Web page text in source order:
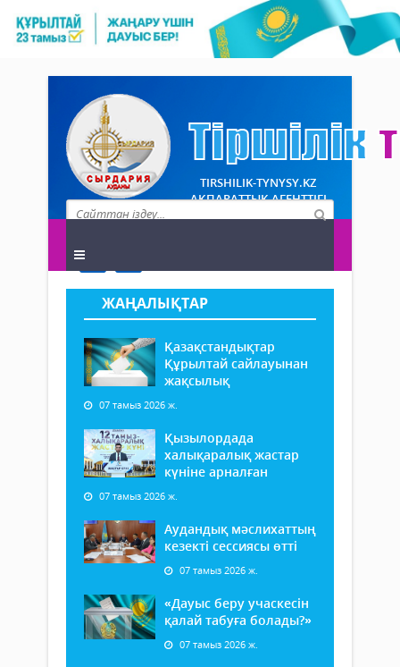
TIRSHILIK-TYNYSY.KZ
АҚПАРАТТЫҚ АГЕНТТІГІ
ЖАҢАЛЫҚТАР
Қазақстандықтар
Құрылтай сайлауынан
жақсылық
07 тамыз 2026 ж.
Қызылордада
халықаралық жастар
күніне арналған
07 тамыз 2026 ж.
Аудандық мәслихаттың
кезекті сессиясы өтті
07 тамыз 2026 ж.
«Дауыс беру учаскесін
қалай табуға болады?»
07 тамыз 2026 ж.